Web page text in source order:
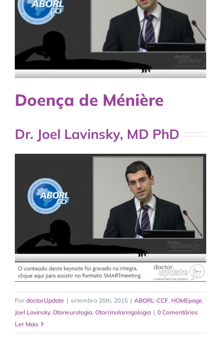
Doença de Ménière
Dr. Joel Lavinsky, MD PhD
Por doctorUpdate | setembro 26th, 2015 | ABORL-CCF, HOMEpage,
Joel Lavinsky, Otoneurologia, Otorrinolaringologia | 0 Comentários
Ler Mais